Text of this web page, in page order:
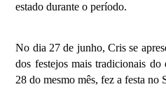
estado durante o período.
No dia 27 de junho, Cris se
dos festejos mais tradicionais
28 do mesmo mês, fez a festa